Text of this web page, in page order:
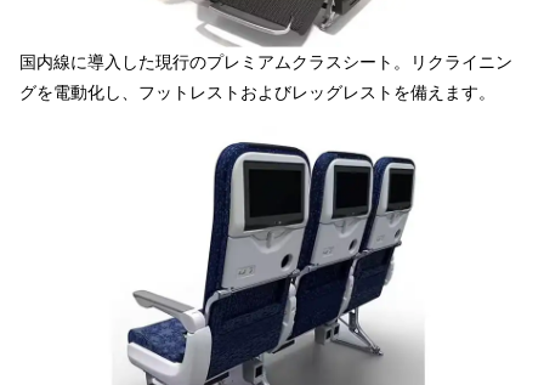
国内線に導入した現行のプレミアムクラスシート。リクライニン
グを電動化し、フットレストおよびレッグレストを備えます。